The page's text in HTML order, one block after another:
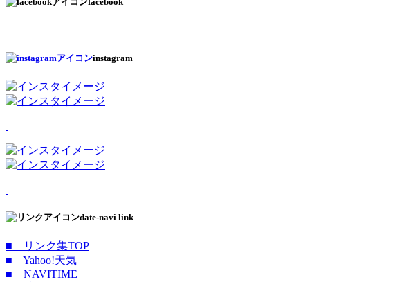
instagram
date-navi link
■ リンク集TOP
■ Yahoo!天気
■ NAVITIME